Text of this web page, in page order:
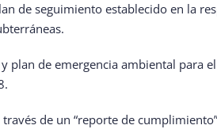
de seguimiento establecido en la
de emergencia ambiental para
de un “reporte de